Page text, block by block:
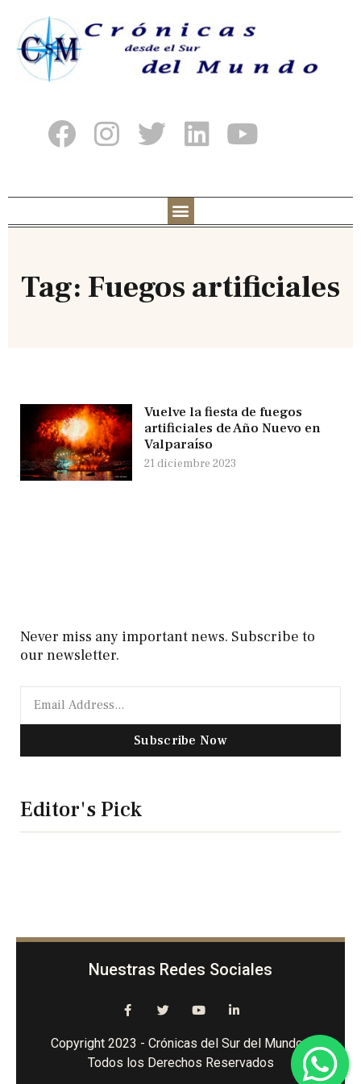
Tag: Fuegos artificiales
Vuelve la fiesta de fuegos
artificiales de Año Nuevo en
Valparaíso
21 diciembre 2023
Never miss any important news. Subscribe to
our newsletter.
Subscribe Now
Editor's Pick
Nuestras Redes Sociales
Copyright 2023 - Crónicas del Sur del Mundo -
Todos los Derechos Reservados